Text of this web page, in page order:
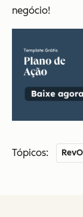
negócio!
Tópicos: